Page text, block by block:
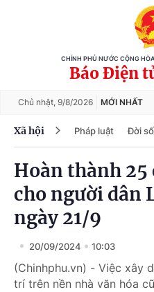
CHÍNH PHỦ NƯỚC CỘNG
Báo Điện
Chủ nhật, 9/8/2026 MỚI NHẤT
Xã hội Pháp luật Đời
Hoàn thành 25
cho người dân
ngày 21/9
20/09/2024 10:03
(Chinhphu.vn) - Việc xây
trí trên nền nhà văn hóa